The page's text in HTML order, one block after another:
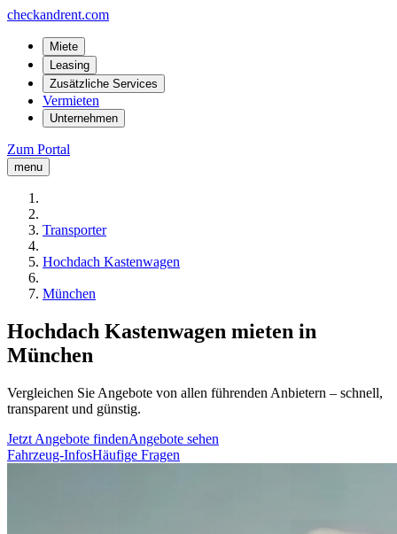
checkandrent.com
Miete
Leasing
Zusätzliche Services
Vermieten
Unternehmen
Zum Portal
menu
Transporter
Hochdach Kastenwagen
München
Hochdach Kastenwagen mieten in
München
Vergleichen Sie Angebote von allen führenden Anbietern – schnell,
transparent und günstig.
Jetzt Angebote findenAngebote sehen
Fahrzeug-InfosHäufige Fragen